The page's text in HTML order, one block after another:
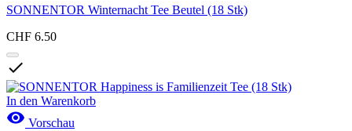
SONNENTOR Winternacht Tee Beutel (18 Stk)
CHF 6.50

In den Warenkorb
 Vorschau